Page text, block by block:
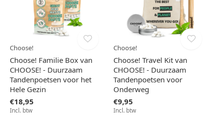
Choose!
Choose! Familie Box van
CHOOSE! - Duurzaam
Tandenpoetsen voor het
Hele Gezin
€18,95
Incl. btw
Choose!
Choose! Travel Kit van
CHOOSE! - Duurzaam
Tandenpoetsen voor
Onderweg
€9,95
Incl. btw